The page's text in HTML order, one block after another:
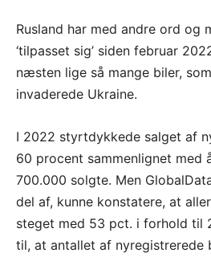
Rusland har med andre ord og
‘tilpasset sig’ siden februar
næsten lige så mange biler,
invaderede Ukraine.
I 2022 styrtdykkede salget af
60 procent sammenlignet med
700.000 solgte. Men
del af, kunne konstatere, at
steget med 53 pct. i forhold til
til, at antallet af nyregistrerede